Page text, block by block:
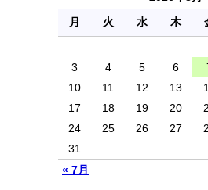
月
火 水 木
« 7月
3
4 5 6
10
11 12 13
17
18 19 20
24
25 26 27
31